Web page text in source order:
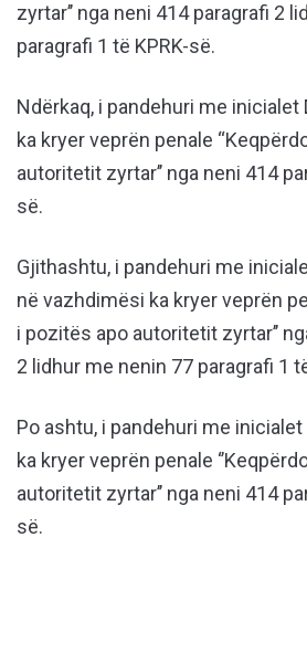
zyrtar’’ nga neni 414 paragrafi 2
paragrafi 1 të KPRK-së.
Ndërkaq, i pandehuri me inicialet
ka kryer veprën penale
autoritetit zyrtar’’ nga neni 414
së.
Gjithashtu, i pandehuri me
në vazhdimësi ka kryer veprën
i pozitës apo autoritetit zyrtar’’
2 lidhur me nenin 77 paragrafi 1
Po ashtu, i pandehuri me inicialet
ka kryer veprën penale
autoritetit zyrtar’’ nga neni 414
së.